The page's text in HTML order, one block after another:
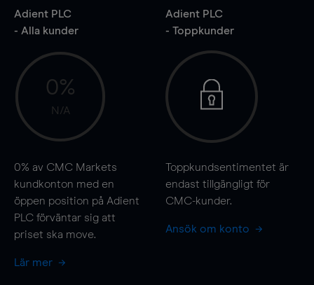
Adient PLC
- Alla kunder
0%
N/A
0% av CMC Markets
kundkonton med en
öppen position på Adient
PLC förväntar sig att
priset ska move.
Lär mer
Adient PLC
- Toppkunder
Toppkundsentimentet är
endast tillgängligt för
CMC-kunder.
Ansök om konto